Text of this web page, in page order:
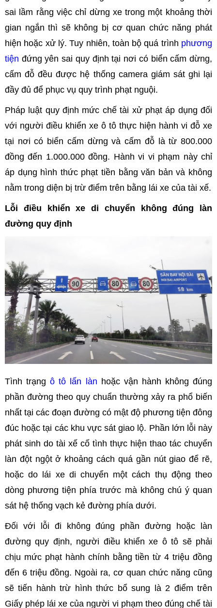
sai lầm rằng việc chỉ dừng xe trong một khoảng thời
gian ngắn thì sẽ không bị cơ quan chức năng phát
hiện hoặc xử lý. Tuy nhiên, toàn bộ quá trình phương
tiện đứng yên sai quy định tại nơi có biển cấm dừng,
cấm đỗ đều được hệ thống camera giám sát ghi lại
đầy đủ để phục vụ quy trình phạt nguội.
Pháp luật quy định mức chế tài xử phạt áp dụng đối
với người điều khiển xe ô tô thực hiện hành vi đỗ xe
tại nơi có biển cấm dừng và cấm đỗ là từ 800.000
đồng đến 1.000.000 đồng. Hành vi vi phạm này chỉ
áp dụng hình thức phạt tiền bằng văn bản và không
nằm trong diện bị trừ điểm trên bằng lái xe của tài xế.
Lỗi điều khiển xe di chuyển không đúng làn
đường quy định
Tình trạngô tô lấn làn hoặc vận hành không đúng
phần đường theo quy chuẩn thường xảy ra phổ biến
nhất tại các đoạn đường có mật độ phương tiện đông
đúc hoặc tại các khu vực sát giao lộ. Phần lớn lỗi này
phát sinh do tài xế cố tình thực hiện thao tác chuyển
làn đột ngột ở khoảng cách quá gần nút giao để rẽ,
hoặc do lái xe di chuyển một cách thụ động theo
dòng phương tiện phía trước mà không chú ý quan
sát hệ thống vạch kẻ đường phía dưới.
Đối với lỗi đi không đúng phần đường hoặc làn
đường quy định, người điều khiển xe ô tô sẽ phải
chịu mức phạt hành chính bằng tiền từ 4 triệu đồng
đến 6 triệu đồng. Ngoài ra, cơ quan chức năng cũng
sẽ tiến hành trừ hình thức bổ sung là 2 điểm trên
Giấy phép lái xe của người vi phạm theo đúng chế tài